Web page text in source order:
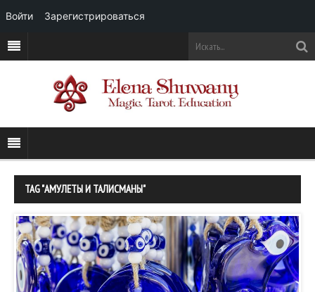
TAG "АМУЛЕТЫ И ТАЛИСМАНЫ"
Войти Зарегистрироваться